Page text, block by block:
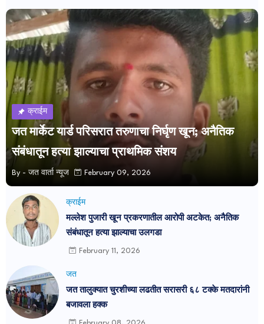
क्राईम
जत मार्केट यार्ड परिसरात तरुणाचा निर्घृण खून; अनैतिक
संबंधातून हत्या झाल्याचा प्राथमिक संशय
By - जत वार्ता न्यूज February 09, 2026
क्राईम
मल्लेश पुजारी खून प्रकरणातील आरोपी अटकेत; अनैतिक
संबंधातून हत्या झाल्याचा उलगडा
February 11, 2026
जत
जत तालुक्यात चुरशीच्या लढतीत सरासरी ६८ टक्के मतदारांनी
बजावला हक्क